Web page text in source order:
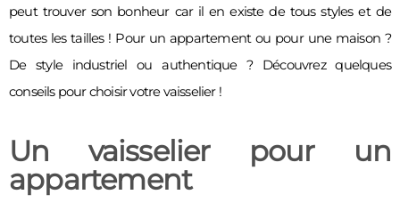
peut trouver son bonheur car il en existe de tous styles et de
toutes les tailles ! Pour un appartement ou pour une maison ?
De style industriel ou authentique ? Découvrez quelques
conseils pour choisir votre vaisselier !
Un vaisselier pour un
appartement